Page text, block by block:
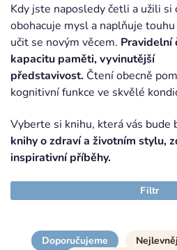
Kdy jste naposledy četli a užili
obohacuje mysl a naplňuje
učit se novým věcem. Pravidelní
kapacitu paměti, vyvinutější
představivost. Čtení obecně
kognitivní funkce ve skvělé
Vyberte si knihu, která vás bude
knihy o zdraví a životním stylu,
inspirativní příběhy.
Filtr
Doporučujeme